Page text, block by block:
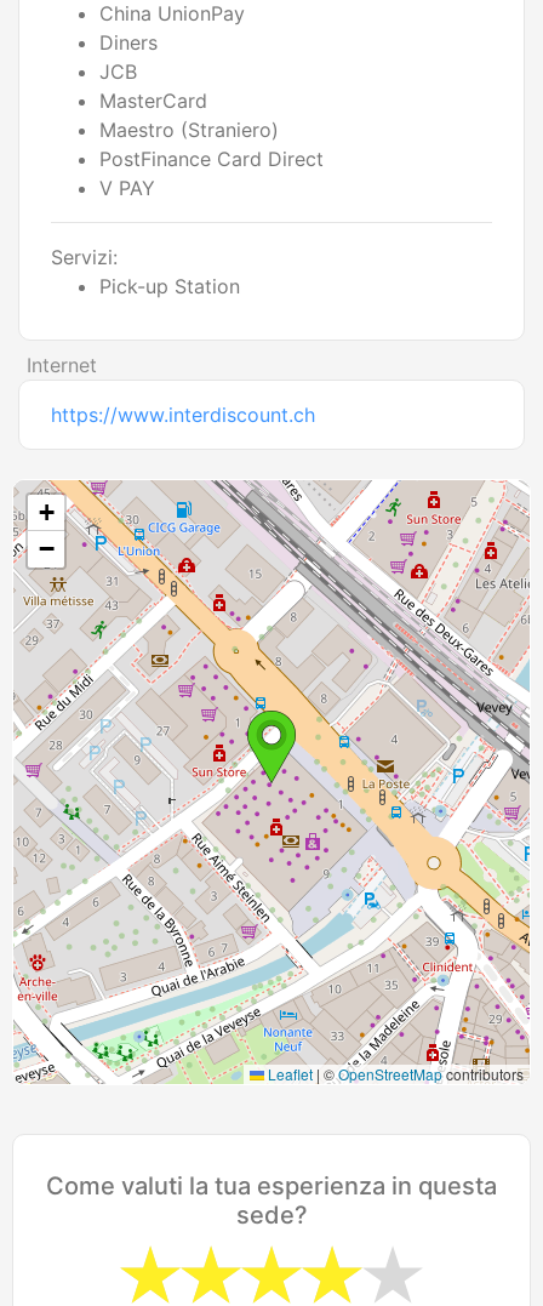
China UnionPay
Diners
JCB
MasterCard
Maestro (Straniero)
PostFinance Card Direct
V PAY
Servizi:
Pick-up Station
Internet
https://www.interdiscount.ch
+
−
Leaflet | ©OpenStreetMapcontributors
Come valuti la tua esperienza in questa
sede?